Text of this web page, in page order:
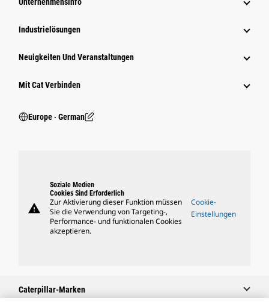
Industrielösungen
Neuigkeiten Und Veranstaltungen
Mit Cat Verbinden
Europe ‧ German
warning
Soziale Medien
Cookies Sind Erforderlich
Zur Aktivierung dieser Funktion müssen
Sie die Verwendung von Targeting-,
Performance- und funktionalen Cookies
akzeptieren.
Cookie-
Einstellungen
Caterpillar-Marken